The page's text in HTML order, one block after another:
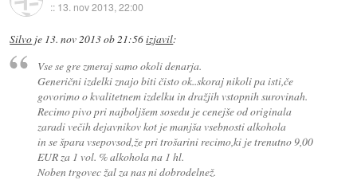
:: 13. nov 2013, 22:00
Silvo je 13. nov 2013 ob 21:56izjavil:
Vse se gre zmeraj samo okoli denarja.
Generični izdelki znajo biti čisto ok..skoraj nikoli pa isti,če
govorimo o kvalitetnem izdelku in dražjih vstopnih surovinah.
Recimo pivo pri najboljšem sosedu je cenejše od originala
zaradi večih dejavnikov kot je manjša vsebnosti alkohola
in se špara vsepovsod,že pri trošarini recimo,ki je trenutno 9,00
EUR za 1 vol. % alkohola na 1 hl.
Noben trgovec žal za nas ni dobrodelnež.